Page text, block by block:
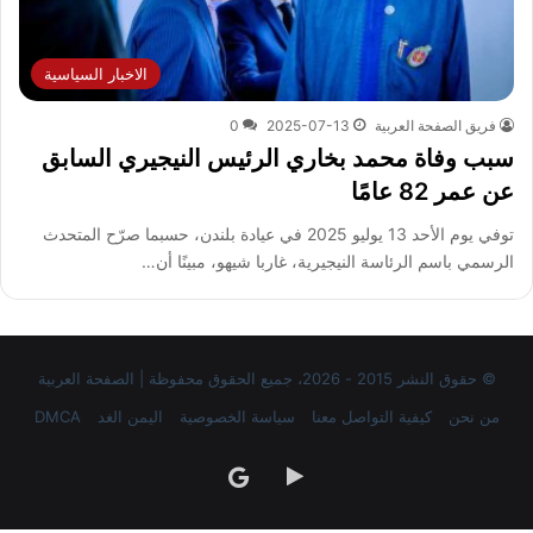
الاخبار السياسية
فريق الصفحة العربية 2025-07-13
0
سبب وفاة محمد بخاري الرئيس النيجيري السابق
عن عمر 82 عامًا
توفي يوم الأحد 13 يوليو 2025 في عيادة بلندن، حسبما صرّح المتحدث
الرسمي باسم الرئاسة النيجيرية، غاربا شيهو، مبينًا أن…
© حقوق النشر 2015 - 2026، جميع الحقوق محفوظة | الصفحة العربية
من نحن
كيفية التواصل معنا سياسة الخصوصية اليمن الغد DMCA
‏Google
google